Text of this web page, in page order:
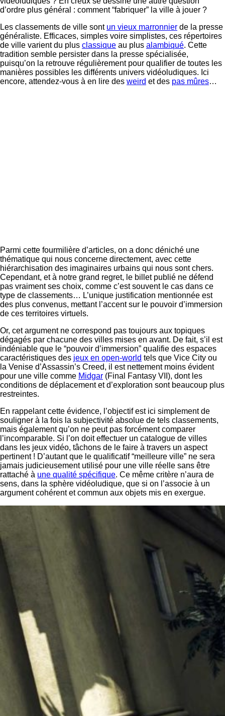
d’ordre plus général : comment “fabriquer” la ville à jouer ?
Les classements de ville sont un vieux marronnier de la presse
généraliste. Efficaces, simples voire simplistes, ces répertoires
de ville varient du plus classique au plus alambiqué. Cette
tradition semble persister dans la presse spécialisée,
puisqu’on la retrouve régulièrement pour qualifier de toutes les
manières possibles les différents univers vidéoludiques. Ici
encore, attendez-vous à en lire des weird et des pas mûres…
Parmi cette fourmilière d’articles, on a donc déniché une
thématique qui nous concerne directement, avec cette
hiérarchisation des imaginaires urbains qui nous sont chers.
Cependant, et à notre grand regret, le billet publié ne défend
pas vraiment ses choix, comme c’est souvent le cas dans ce
type de classements… L’unique justification mentionnée est
des plus convenus, mettant l’accent sur le pouvoir d’immersion
de ces territoires virtuels.
Or, cet argument ne correspond pas toujours aux topiques
dégagés par chacune des villes mises en avant. De fait, s’il est
indéniable que le “pouvoir d’immersion” qualifie des espaces
caractéristiques des jeux en open-world tels que Vice City ou
la Venise d’Assassin’s Creed, il est nettement moins évident
pour une ville comme Midgar (Final Fantasy VII), dont les
conditions de déplacement et d’exploration sont beaucoup plus
restreintes.
En rappelant cette évidence, l’objectif est ici simplement de
souligner à la fois la subjectivité absolue de tels classements,
mais également qu’on ne peut pas forcément comparer
l’incomparable. Si l’on doit effectuer un catalogue de villes
dans les jeux vidéo, tâchons de le faire à travers un aspect
pertinent ! D’autant que le qualificatif “meilleure ville” ne sera
jamais judicieusement utilisé pour une ville réelle sans être
rattaché à une qualité spécifique. Ce même critère n’aura de
sens, dans la sphère vidéoludique, que si on l’associe à un
argument cohérent et commun aux objets mis en exergue.